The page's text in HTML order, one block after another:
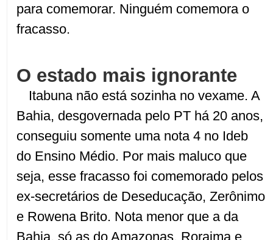
para comemorar. Ninguém comemora o
fracasso.
O estado mais ignorante
Itabuna não está sozinha no vexame. A
Bahia, desgovernada pelo PT há 20 anos,
conseguiu somente uma nota 4 no Ideb
do Ensino Médio. Por mais maluco que
seja, esse fracasso foi comemorado pelos
ex-secretários de Deseducação, Zerônimo
e Rowena Brito. Nota menor que a da
Bahia, só as do Amazonas, Roraima e